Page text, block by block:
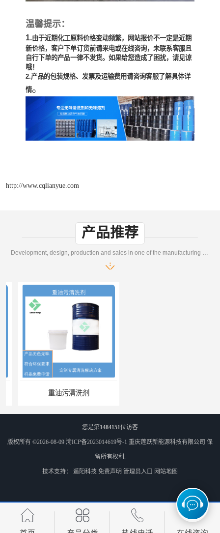
温馨提示：
1.由于近期化工原料价格变动频繁，网站报价不一定是近期
新价格，客户下单订货前请来电或在线咨询，未联系客服且
自行下单的产品一律不发货。如果给您造成了困扰，请见谅
哦！
2.产品的包装规格、发票及运输费用请咨询客服了解具体详
情。
http://www.cqlianyue.com
产品推荐
Development, design, production and sales in one of the manufacturing enterprises
重油污清洗剂
超声波清洗剂 喷淋清洗剂
您是第1484151位访客
版权所有 ©2026-08-09 渝ICP备2023014619号-1 重庆莲跃新能源科技有限公司 保
留所有权利.
技术支持： 遥阳科技 免责声明 管理员入口 网站地图